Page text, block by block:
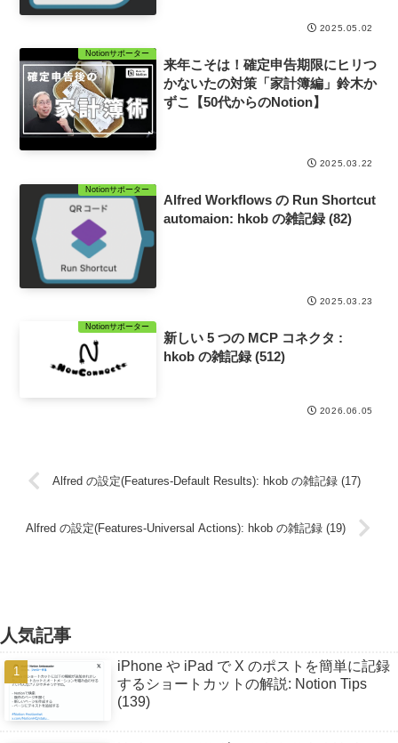
2025.05.02
Notionサポーター
来年こそは！確定申告期限にヒリつ
かないたの対策「家計簿編」鈴木か
ずこ【50代からのNotion】
2025.03.22
Notionサポーター
Alfred Workflows の Run Shortcut
automaion: hkob の雑記録 (82)
2025.03.23
Notionサポーター
新しい 5 つの MCP コネクタ :
hkob の雑記録 (512)
2026.06.05
Alfred の設定(Features-Default Results): hkob の雑記録 (17)
Alfred の設定(Features-Universal Actions): hkob の雑記録 (19)
人気記事
iPhone や iPad で X のポストを簡単に記録
するショートカットの解説: Notion Tips
(139)